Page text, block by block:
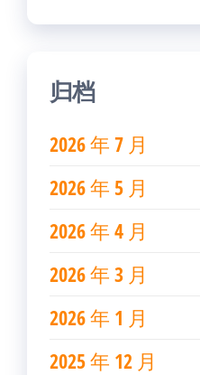
归档
2026 年 7 月
2026 年 5 月
2026 年 4 月
2026 年 3 月
2026 年 1 月
2025 年 12 月